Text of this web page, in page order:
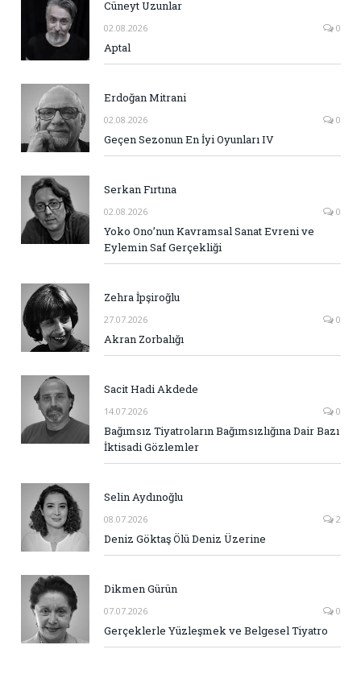
Cüneyt Uzunlar
02.08.2026 0
Aptal
Erdoğan Mitrani
02.08.2026 0
Geçen Sezonun En İyi Oyunları IV
Serkan Fırtına
02.08.2026 0
Yoko Ono’nun Kavramsal Sanat Evreni ve
Eylemin Saf Gerçekliği
Zehra İpşiroğlu
27.07.2026 0
Akran Zorbalığı
Sacit Hadi Akdede
14.07.2026 0
Bağımsız Tiyatroların Bağımsızlığına Dair Bazı
İktisadi Gözlemler
Selin Aydınoğlu
08.07.2026 2
Deniz Göktaş Ölü Deniz Üzerine
Dikmen Gürün
07.07.2026 0
Gerçeklerle Yüzleşmek ve Belgesel Tiyatro